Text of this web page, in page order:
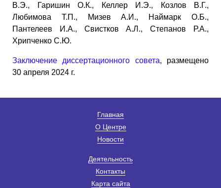
В.Э., Гаришин О.К., Келлер И.Э., Козлов В.Г.,
Любимова Т.П., Мизев А.И., Наймарк О.Б.,
Пантелеев И.А., Свистков А.Л., Степанов Р.А.,
Хрипченко С.Ю.
Заключение диссертационного совета, размещено
30 апреля 2024 г.
Главная
О Центре
Новости
Деятельность
Контакты
Карта сайта